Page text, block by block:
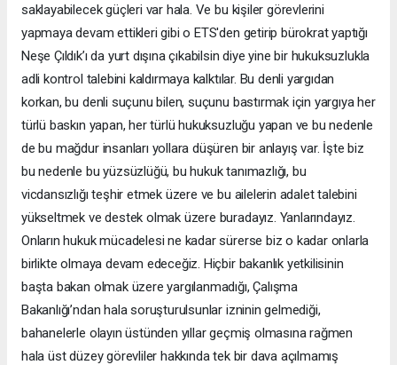
saklayabilecek güçleri var hala. Ve bu kişiler görevlerini
yapmaya devam ettikleri gibi o ETS'den getirip bürokrat yaptığı
Neşe Çıldık’ı da yurt dışına çıkabilsin diye yine bir hukuksuzlukla
adli kontrol talebini kaldırmaya kalktılar. Bu denli yargıdan
korkan, bu denli suçunu bilen, suçunu bastırmak için yargıya her
türlü baskın yapan, her türlü hukuksuzluğu yapan ve bu nedenle
de bu mağdur insanları yollara düşüren bir anlayış var. İşte biz
bu nedenle bu yüzsüzlüğü, bu hukuk tanımazlığı, bu
vicdansızlığı teşhir etmek üzere ve bu ailelerin adalet talebini
yükseltmek ve destek olmak üzere buradayız. Yanlarındayız.
Onların hukuk mücadelesi ne kadar sürerse biz o kadar onlarla
birlikte olmaya devam edeceğiz. Hiçbir bakanlık yetkilisinin
başta bakan olmak üzere yargılanmadığı, Çalışma
Bakanlığı’ndan hala soruşturulsunlar izninin gelmediği,
bahanelerle olayın üstünden yıllar geçmiş olmasına rağmen
hala üst düzey görevliler hakkında tek bir dava açılmamış